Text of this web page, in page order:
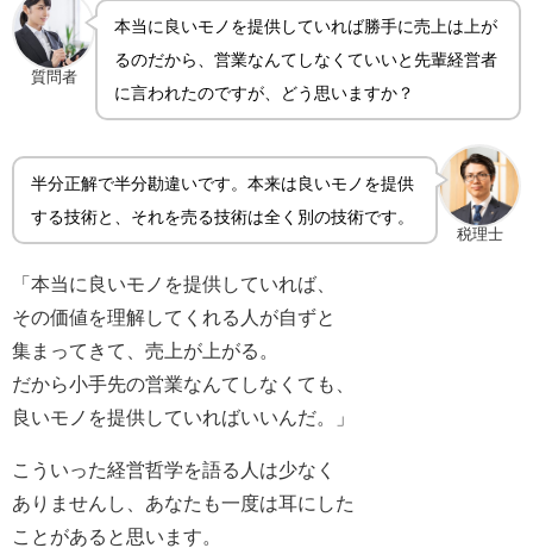
質問者
本当に良いモノを提供していれば勝手に売上は上が
るのだから、営業なんてしなくていいと先輩経営者
に言われたのですが、どう思いますか？
税理士
半分正解で半分勘違いです。本来は良いモノを提供
する技術と、それを売る技術は全く別の技術です。
「本当に良いモノを提供していれば、
その価値を理解してくれる人が自ずと
集まってきて、売上が上がる。
だから小手先の営業なんてしなくても、
良いモノを提供していればいいんだ。」
こういった経営哲学を語る人は少なく
ありませんし、あなたも一度は耳にした
ことがあると思います。